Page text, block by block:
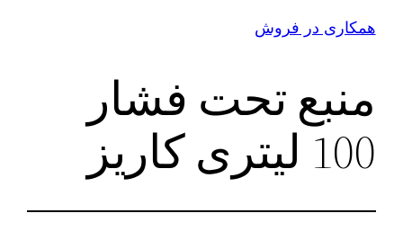
همکاری در فروش
منبع تحت فشار
100 لیتری کاریز